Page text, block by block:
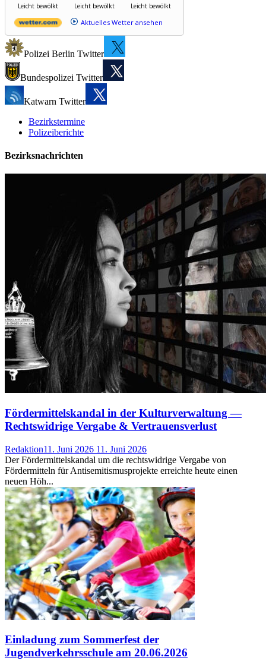
Leicht bewölkt
Leicht bewölkt
Leicht bewölkt
Aktuelles Wetter ansehen
Polizei Berlin Twitter
Bundespolizei Twitter
Katwarn Twitter
Bezirkstermine
Polizeiberichte
Bezirksnachrichten
Fördermittelskandal in der Kulturverwaltung —
Rechtswidrige Vergabe & Vertrauensverlust
Redaktion11. Juni 2026 11. Juni 2026
Der Fördermittelskandal um die rechtswidrige Vergabe von
Fördermitteln für Antisemitismusprojekte erreichte heute einen
neuen Höh...
Einladung zum Sommerfest der
Jugendverkehrsschule am 20.06.2026